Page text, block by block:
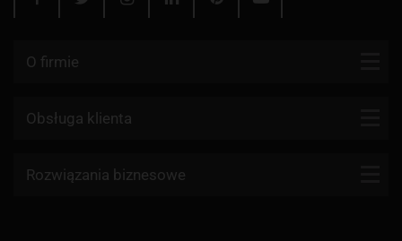
O firmie
Kontakt
Dlaczego my?
Obsługa klienta
Firmy kurierskie
Rozwiązania biznesowe